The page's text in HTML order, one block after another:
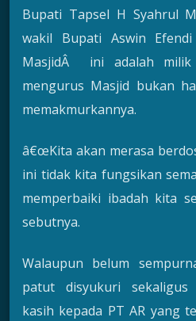
Bupati Tapsel H Syahrul
wakil Bupati Aswin
MasjidÂ ini adalah milik
mengurus Masjid bukan
memakmurkannya.
â€œKita akan merasa
ini tidak kita fungsikan
memperbaiki ibadah kita
sebutnya.
Walaupun belum
patut disyukuri sekaligus
kasih kepada PT AR yang